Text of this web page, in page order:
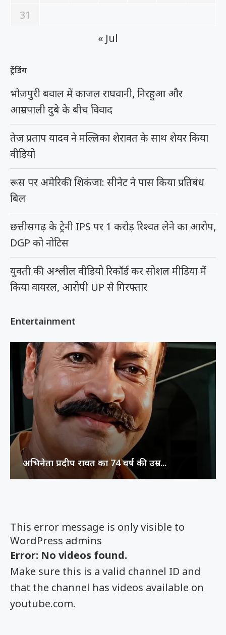
This error message is only visible to
WordPress admins
Error: No videos found.
Make sure this is a valid channel ID and
that the channel has videos available on
youtube.com.
31
« Jul
ट्रेंडिंग
भोजपुरी बवाल में काजल राघवानी, निरहुआ और
आम्रपाली दुबे के बीच विवाद
तेज प्रताप यादव ने मल्लिका शेरावत के साथ शेयर किया
वीडियो
रूस पर अमेरिकी शिकंजा: सीनेट ने पास किया प्रतिबंध
बिल
छत्तीसगढ़ के ट्रेनी IPS पर 1 करोड़ रिश्वत लेने का आरोप,
DGP को नोटिस
युवती की अश्लील वीडियो रिकॉर्ड कर सोशल मीडिया में
किया वायरल, आरोपी UP से गिरफ्तार
Entertainment
अभिनेता प्रदीप रावत का 74 वर्ष की उम्र...